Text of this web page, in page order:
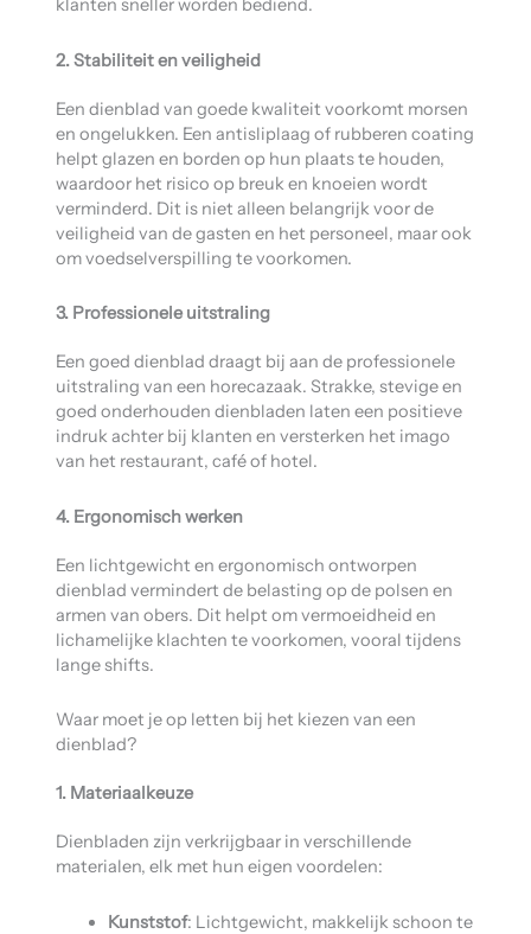
klanten sneller worden bediend.
2. Stabiliteit en veiligheid
Een dienblad van goede kwaliteit voorkomt morsen
en ongelukken. Een antisliplaag of rubberen coating
helpt glazen en borden op hun plaats te houden,
waardoor het risico op breuk en knoeien wordt
verminderd. Dit is niet alleen belangrijk voor de
veiligheid van de gasten en het personeel, maar ook
om voedselverspilling te voorkomen.
3. Professionele uitstraling
Een goed dienblad draagt bij aan de professionele
uitstraling van een horecazaak. Strakke, stevige en
goed onderhouden dienbladen laten een positieve
indruk achter bij klanten en versterken het imago
van het restaurant, café of hotel.
4. Ergonomisch werken
Een lichtgewicht en ergonomisch ontworpen
dienblad vermindert de belasting op de polsen en
armen van obers. Dit helpt om vermoeidheid en
lichamelijke klachten te voorkomen, vooral tijdens
lange shifts.
Waar moet je op letten bij het kiezen van een
dienblad?
1. Materiaalkeuze
Dienbladen zijn verkrijgbaar in verschillende
materialen, elk met hun eigen voordelen:
Kunststof: Lichtgewicht, makkelijk schoon te